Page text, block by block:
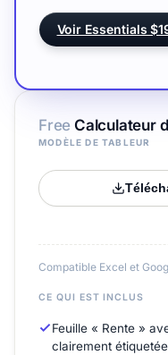
Free Calculateur
MODÈLE DE TABLEUR
Compatible Excel et
CE QUI EST INCLUS
Feuille « Rente »
clairement
Voir Essentials